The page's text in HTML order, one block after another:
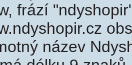
frází
název